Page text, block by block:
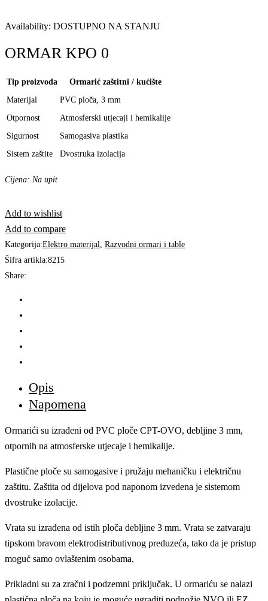
Availability: DOSTUPNO NA STANJU
ORMAR KPO 0
Tip proizvoda
Ormarić zaštitni / kućište
Materijal
PVC ploča, 3 mm
Otpornost
Atmosferski utjecaji i hemikalije
Sigurnost
Samogasiva plastika
Sistem zaštite
Dvostruka izolacija
Cijena: Na upit
Add to wishlist
Add to compare
Kategorija:Elektro materijal, Razvodni ormari i table
Šifra artikla:8215
Share:
Opis
Napomena
Ormarići su izrađeni od PVC ploče CPT-OVO, debljine 3 mm,
otpornih na atmosferske utjecaje i hemikalije.
Plastične ploče su samogasive i pružaju mehaničku i električnu
zaštitu. Zaštita od dijelova pod naponom izvedena je sistemom
dvostruke izolacije.
Vrata su izrađena od istih ploča debljine 3 mm. Vrata se zatvaraju
tipskom bravom elektrodistributivnog preduzeća, tako da je pristup
moguć samo ovlaštenim osobama.
Prikladni su za zračni i podzemni priključak. U ormariću se nalazi